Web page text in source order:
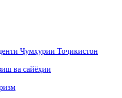
Ҷумҳурии Тоҷикистон
ва сайёҳии